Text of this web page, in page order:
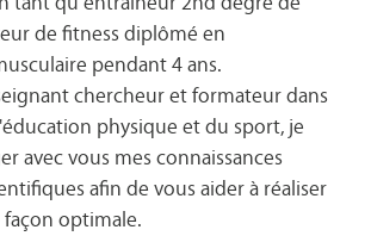
de fitness diplômé en
pendant 4 ans.
chercheur et formateur dans
physique et du sport, je
avec vous mes connaissances
afin de vous aider à réaliser
optimale.